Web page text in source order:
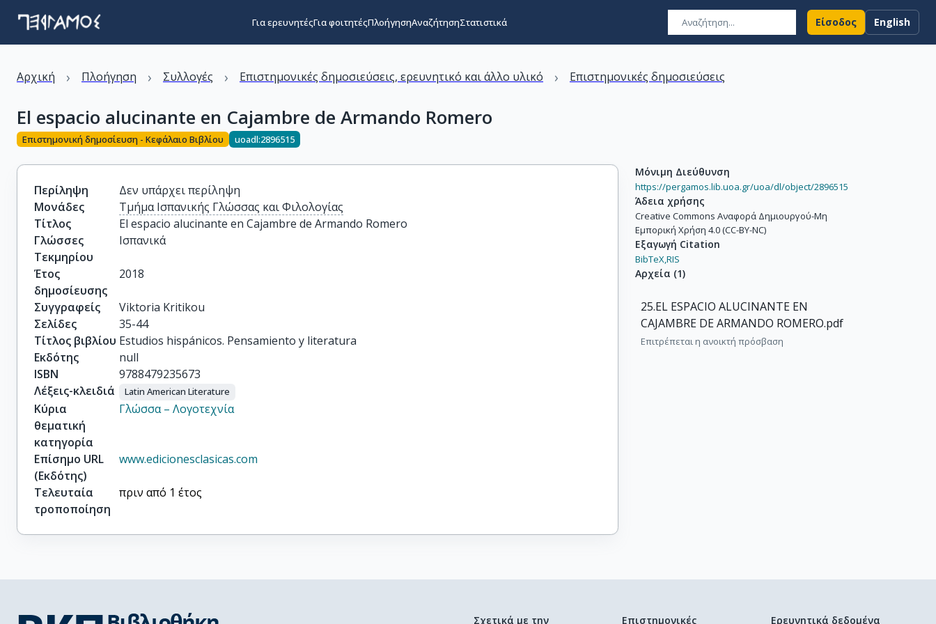
Για ερευνητέςΓια φοιτητέςΠλοήγησηΑναζήτησηΣτατιστικά Είσοδος English
Αρχική › Πλοήγηση › Συλλογές › Επιστημονικές δημοσιεύσεις, ερευνητικό και άλλο υλικό › Επιστημονικές δημοσιεύσεις
El espacio alucinante en Cajambre de Armando Romero
Επιστημονική δημοσίευση - Κεφάλαιο Βιβλίου uoadl:2896515
Περίληψη
Δεν υπάρχει περίληψη
Μονάδες
Τμήμα Ισπανικής Γλώσσας και Φιλολογίας
Τίτλος
El espacio alucinante en Cajambre de Armando Romero
Γλώσσες
Τεκμηρίου
Ισπανικά
Έτος
δημοσίευσης
2018
Συγγραφείς
Viktoria Kritikou
Σελίδες
35-44
Τίτλος βιβλίου Estudios hispánicos. Pensamiento y literatura
Εκδότης
null
ISBN
9788479235673
Λέξεις-κλειδιά
Latin American Literature
Κύρια
θεματική
κατηγορία
Γλώσσα – Λογοτεχνία
Επίσημο URL
(Εκδότης)
www.edicionesclasicas.com
Τελευταία
τροποποίηση
πριν από 1 έτος
Μόνιμη Διεύθυνση
https://pergamos.lib.uoa.gr/uoa/dl/object/2896515
Άδεια χρήσης
Creative Commons Αναφορά Δημιουργού-Μη
Εμπορική Χρήση 4.0 (CC-BY-NC)
Εξαγωγή Citation
BibTeX,RIS
Αρχεία (1)
25.EL ESPACIO ALUCINANTE EN
CAJAMBRE DE ARMANDO ROMERO.pdf
Επιτρέπεται η ανοικτή πρόσβαση
Σχετικά με την Επιστημονικές Ερευνητικά δεδομένα